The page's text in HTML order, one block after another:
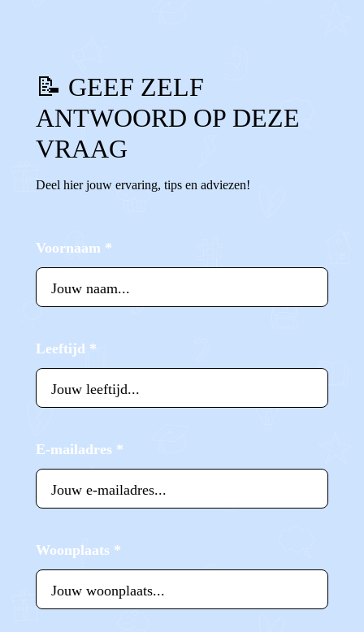
📝 GEEF ZELF
ANTWOORD OP DEZE
VRAAG
Deel hier jouw ervaring, tips en adviezen!
Voornaam *
Leeftijd *
E-mailadres *
Woonplaats *